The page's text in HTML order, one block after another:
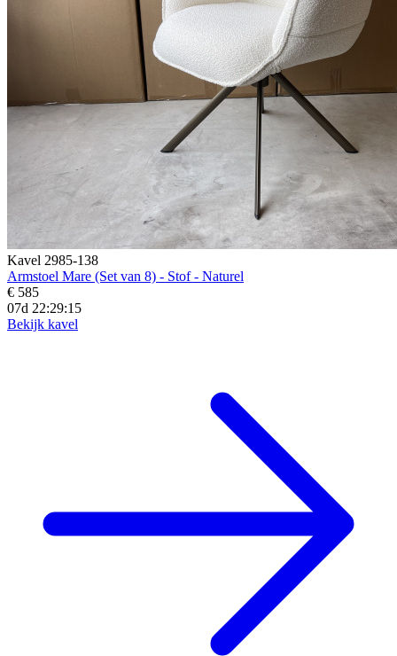
Kavel 2985-138
Armstoel Mare (Set van 8) - Stof - Naturel
€ 585
07d 22:29:14
Bekijk kavel